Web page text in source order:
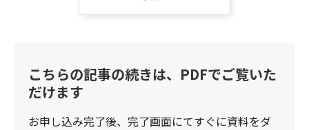
こちらの記事の続きは、PDFでご覧いた
だけます
お申し込み完了後、完了画面にてすぐに資料をダ